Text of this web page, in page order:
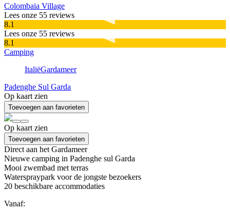
Colombaia Village
Lees onze 55 reviews
8.1
Lees onze 55 reviews
8.1
Camping
ItaliëGardameer
Padenghe Sul Garda
Op kaart zien
Toevoegen aan favorieten
Op kaart zien
Toevoegen aan favorieten
Direct aan het Gardameer
Nieuwe camping in Padenghe sul Garda
Mooi zwembad met terras
Waterspraypark voor de jongste bezoekers
20 beschikbare accommodaties
Vanaf: